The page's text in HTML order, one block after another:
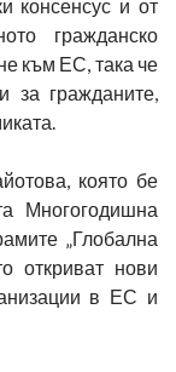
консенсус и от
гражданско
към ЕС, така че
за гражданите,
която бе
Многогодишна
„Глобална
откриват нови
в ЕС и